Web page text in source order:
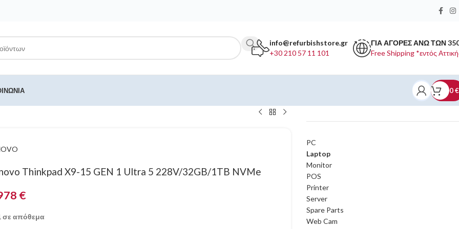
info@refurbishstore.gr
+30 210 57 11 101
ΓΙΑ ΑΓΟΡΕΣ ΑΝΩ ΤΩΝ
Free Shipping *εντός
0€
Thinkpad X9-15 GEN 1 Ultra 5 228V/32GB/1TB NVMe
€
σε απόθεμα
PC
Laptop
Monitor
POS
Printer
Server
Spare Parts
Web Cam